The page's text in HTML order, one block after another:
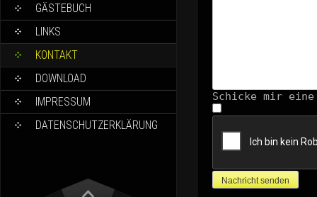
GÄSTEBUCH
LINKS
KONTAKT
DOWNLOAD
IMPRESSUM
DATENSCHUTZERKLÄRUNG
Schicke mir